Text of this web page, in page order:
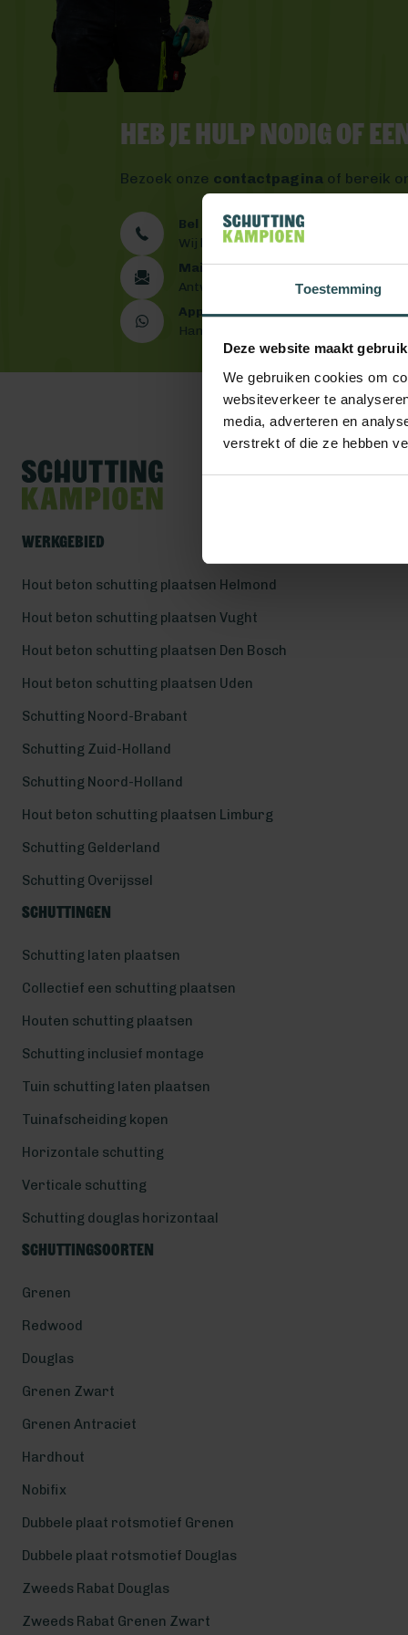
Toestemming
Deze website maakt
We gebruiken cookies om
websiteverkeer te
media, adverteren en
verstrekt of die ze hebben
Heb je hulp nodig of
Bezoek onze contactpagina of bereik
Bel ons 0492 - 313 008
Wij helpen je graag verder
Mail ons
Antwoord binnen één werkdag
App ons
Handig toch?
Werkgebied
Hout beton schutting plaatsen Helmond
Hout beton schutting plaatsen Vught
Hout beton schutting plaatsen Den Bosch
Hout beton schutting plaatsen Uden
Schutting Noord-Brabant
Schutting Zuid-Holland
Schutting Noord-Holland
Hout beton schutting plaatsen Limburg
Schutting Gelderland
Schutting Overijssel
Schuttingen
Schutting laten plaatsen
Collectief een schutting plaatsen
Houten schutting plaatsen
Schutting inclusief montage
Tuin schutting laten plaatsen
Tuinafscheiding kopen
Horizontale schutting
Verticale schutting
Schutting douglas horizontaal
Schuttingsoorten
Grenen
Redwood
Douglas
Grenen Zwart
Grenen Antraciet
Hardhout
Nobifix
Dubbele plaat rotsmotief Grenen
Dubbele plaat rotsmotief Douglas
Zweeds Rabat Douglas
Zweeds Rabat Grenen Zwart